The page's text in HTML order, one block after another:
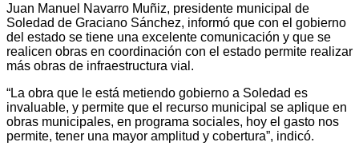
Juan Manuel Navarro Muñiz, presidente municipal de
Soledad de Graciano Sánchez, informó que con el gobierno
del estado se tiene una excelente comunicación y que se
realicen obras en coordinación con el estado permite realizar
más obras de infraestructura vial.
“La obra que le está metiendo gobierno a Soledad es
invaluable, y permite que el recurso municipal se aplique en
obras municipales, en programa sociales, hoy el gasto nos
permite, tener una mayor amplitud y cobertura”, indicó.